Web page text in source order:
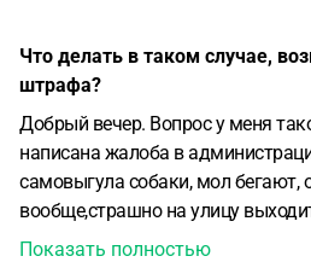
Что делать в таком случае,
штрафа?
Добрый вечер. Вопрос у меня
написана жалоба в
самовыгула собаки, мол бегают,
вообще,страшно на улицу
администрации, опросили
Показать полностью